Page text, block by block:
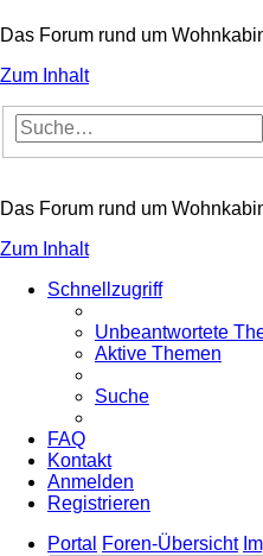
Das Forum rund um
Zum Inhalt
Das Forum rund um
Zum Inhalt
Schnellzugriff
Unbeantwortete
Aktive Themen
Suche
FAQ
Kontakt
Anmelden
Registrieren
Portal
Foren-Übersicht